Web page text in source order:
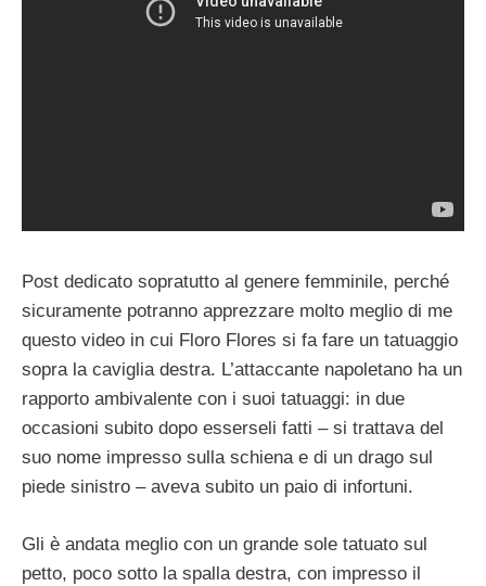
Post dedicato sopratutto al genere femminile, perché
sicuramente potranno apprezzare molto meglio di me
questo video in cui Floro Flores si fa fare un tatuaggio
sopra la caviglia destra. L’attaccante napoletano ha un
rapporto ambivalente con i suoi tatuaggi: in due
occasioni subito dopo esserseli fatti – si trattava del
suo nome impresso sulla schiena e di un drago sul
piede sinistro – aveva subito un paio di infortuni.
Gli è andata meglio con un grande sole tatuato sul
petto, poco sotto la spalla destra, con impresso il